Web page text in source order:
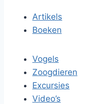
Artikels
Boeken
Vogels
Zoogdieren
Excursies
Video’s